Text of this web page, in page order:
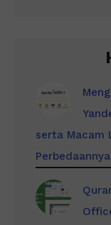
serta Macam